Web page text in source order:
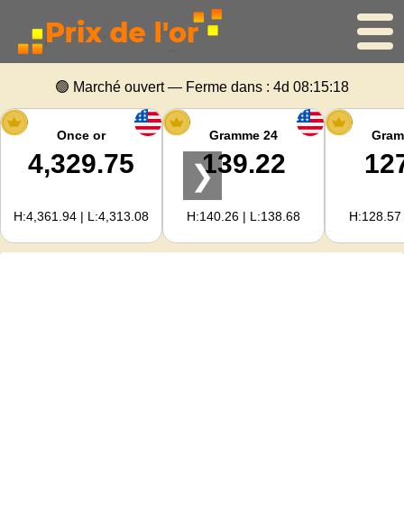
Accueil
Cours de l'or
Cours de l'argent
Calculateur d'or
🟢 Marché ouvert — Ferme dans : 4d 08:15:18
Once or
4,329.75
H:4,361.94 | L:4,313.08
Gramme 24
139.22
H:140.26 | L:138.68
❯